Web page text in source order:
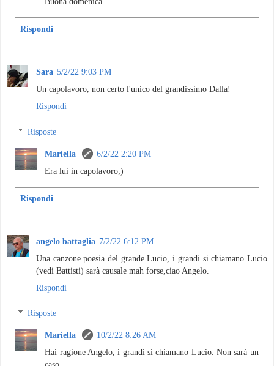
Rispondi
Sara 5/2/22 9:03 PM
Un capolavoro, non certo l'unico del grandissimo Dalla!
Rispondi
Risposte
Mariella
6/2/22 2:20 PM
Era lui in capolavoro;)
Rispondi
angelo battaglia 7/2/22 6:12 PM
Una canzone poesia del grande Lucio, i grandi si chiamano Lucio
(vedi Battisti) sarà causale mah forse,ciao Angelo.
Rispondi
Risposte
Mariella
10/2/22 8:26 AM
Hai ragione Angelo, i grandi si chiamano Lucio. Non sarà un